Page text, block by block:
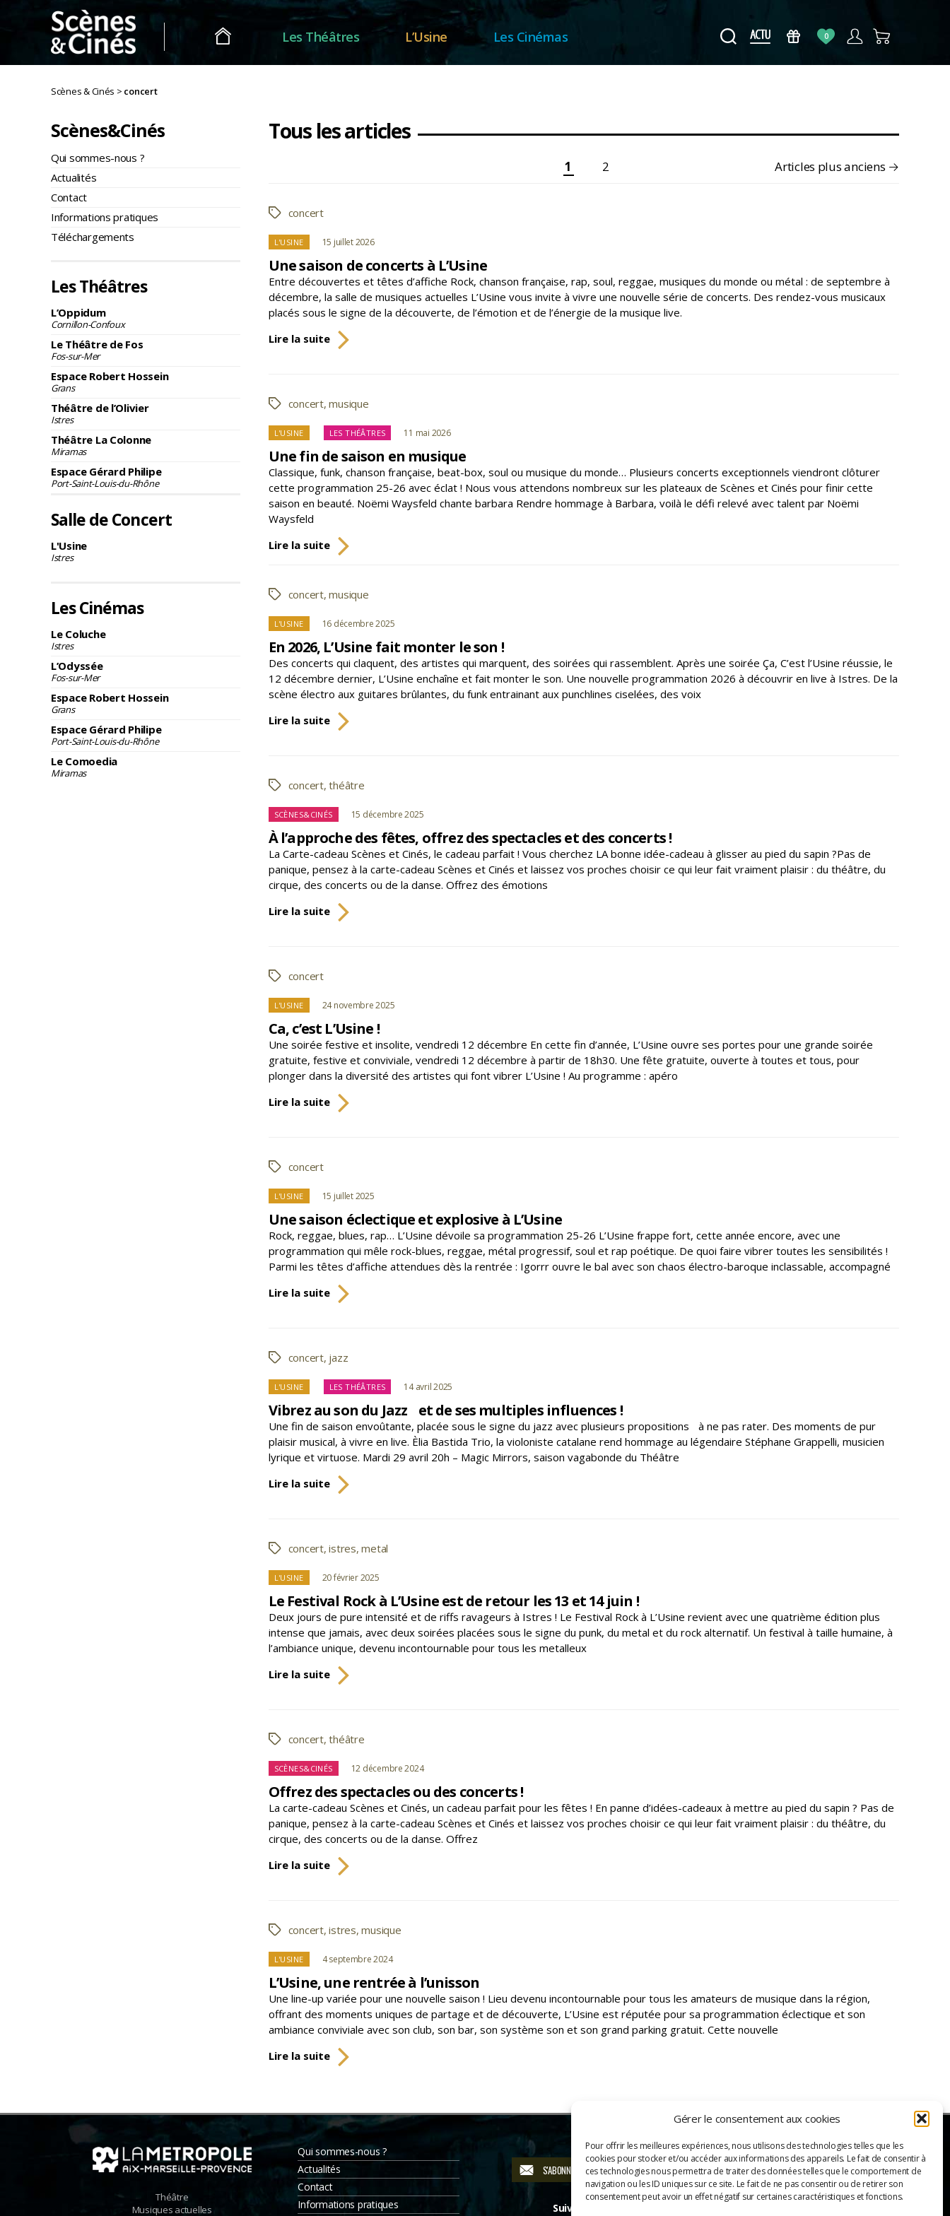
Gérer le consentement aux cookies
Pour offrir les meilleures expériences, nous utilisons des technologies telles que les
cookies pour stocker et/ou accéder aux informations des appareils. Le fait de consentir à
ces technologies nous permettra de traiter des données telles que le comportement de
navigation ou les ID uniques sur ce site. Le fait de ne pas consentir ou de retirer son
consentement peut avoir un effet négatif sur certaines caractéristiques et fonctions.
Scènes
Cinés
Les Théâtres L’Usine Les Cinémas 0
Scènes & Cinés > concert
Scènes&Cinés
Qui sommes-nous ?
Actualités
Contact
Informations pratiques
Téléchargements
Les Théâtres
L’Oppidum
Cornillon-Confoux
Le Théâtre de Fos
Fos-sur-Mer
Espace Robert Hossein
Grans
Théâtre de l’Olivier
Istres
Théâtre La Colonne
Miramas
Espace Gérard Philipe
Port-Saint-Louis-du-Rhône
Salle de Concert
L'Usine
Istres
Les Cinémas
Le Coluche
Istres
L’Odyssée
Fos-sur-Mer
Espace Robert Hossein
Grans
Espace Gérard Philipe
Port-Saint-Louis-du-Rhône
Le Comoedia
Miramas
Tous les articles
Catégories
L'USINE
Une saison de concerts à L’Usine
15 juillet 2026
Entre découvertes et têtes d’affiche Rock, chanson française, rap, soul, reggae, musiques du monde ou métal : de septembre à
décembre, la salle de musiques actuelles L’Usine vous invite à vivre une nouvelle série de concerts. Des rendez-vous musicaux
placés sous le signe de la découverte, de l’émotion et de l’énergie de la musique live.
Lire la suiteUne
saison
à
L’Usine
Étiquettes
concert
Catégories
L'USINE LES THÉÂTRES
Une fin de saison en musique
11 mai 2026
Classique, funk, chanson française, beat-box, soul ou musique du monde… Plusieurs concerts exceptionnels viendront clôturer
cette programmation 25-26 avec éclat ! Nous vous attendons nombreux sur les plateaux de Scènes et Cinés pour finir cette
saison en beauté. Noëmi Waysfeld chante barbara Rendre hommage à Barbara, voilà le défi relevé avec talent par Noëmi
Waysfeld
Lire la suiteUne
fin
saison
musique
Étiquettes
concert,musique
Catégories
L'USINE
En 2026, L’Usine fait monter le son !
16 décembre 2025
Des concerts qui claquent, des artistes qui marquent, des soirées qui rassemblent. Après une soirée Ça, C’est l’Usine réussie, le
12 décembre dernier, L’Usine enchaîne et fait monter le son. Une nouvelle programmation 2026 à découvrir en live à Istres. De la
scène électro aux guitares brûlantes, du funk entrainant aux punchlines ciselées, des voix
Lire la suiteEn
2026,
monter
son
Étiquettes
concert,musique
Catégories
SCÈNES&CINÉS
À l’approche des fêtes, offrez des spectacles et des concerts !
15 décembre 2025
La Carte-cadeau Scènes et Cinés, le cadeau parfait ! Vous cherchez LA bonne idée-cadeau à glisser au pied du sapin ?Pas de
panique, pensez à la carte-cadeau Scènes et Cinés et laissez vos proches choisir ce qui leur fait vraiment plaisir : du théâtre, du
cirque, des concerts ou de la danse. Offrez des émotions
Lire la suiteÀ
l’approche
spectacles
des
concerts
!
Étiquettes
concert,théâtre
Catégories
L'USINE
Ca, c’est L’Usine !
24 novembre 2025
Une soirée festive et insolite, vendredi 12 décembre En cette fin d’année, L’Usine ouvre ses portes pour une grande soirée
gratuite, festive et conviviale, vendredi 12 décembre à partir de 18h30. Une fête gratuite, ouverte à toutes et tous, pour
plonger dans la diversité des artistes qui font vibrer L’Usine ! Au programme : apéro
Lire la suiteCa,
c’est
Étiquettes
concert
Catégories
L'USINE
Une saison éclectique et explosive à L’Usine
15 juillet 2025
Rock, reggae, blues, rap… L’Usine dévoile sa programmation 25-26 L’Usine frappe fort, cette année encore, avec une
programmation qui mêle rock-blues, reggae, métal progressif, soul et rap poétique. De quoi faire vibrer toutes les sensibilités !
Parmi les têtes d’affiche attendues dès la rentrée : Igorrr ouvre le bal avec son chaos électro-baroque inclassable, accompagné
Lire la suiteUne
saison
explosive
à
L’Usine
Étiquettes
concert
Catégories
L'USINE LES THÉÂTRES
Vibrez au son du Jazz et de ses multiples influences !
14 avril 2025
Une fin de saison envoûtante, placée sous le signe du jazz avec plusieurs propositions à ne pas rater. Des moments de pur
plaisir musical, à vivre en live. Èlia Bastida Trio, la violoniste catalane rend hommage au légendaire Stéphane Grappelli, musicien
lyrique et virtuose. Mardi 29 avril 20h – Magic Mirrors, saison vagabonde du Théâtre
Lire la suiteVibrez
au
Jazz
et
ses
multiples
influences
!
Étiquettes
concert, jazz
Catégories
L'USINE
Le Festival Rock à L’Usine est de retour les 13 et 14 juin !
20 février 2025
Deux jours de pure intensité et de riffs ravageurs à Istres ! Le Festival Rock à L’Usine revient avec une quatrième édition plus
intense que jamais, avec deux soirées placées sous le signe du punk, du metal et du rock alternatif. Un festival à taille humaine, à
l’ambiance unique, devenu incontournable pour tous les metalleux
Lire la suiteLe
Festival
L’Usine
de
les
13
et
14
juin
Étiquettes
concert,istres,metal
Catégories
SCÈNES&CINÉS
Offrez des spectacles ou des concerts !
12 décembre 2024
La carte-cadeau Scènes et Cinés, un cadeau parfait pour les fêtes ! En panne d’idées-cadeaux à mettre au pied du sapin ? Pas de
panique, pensez à la carte-cadeau Scènes et Cinés et laissez vos proches choisir ce qui leur fait vraiment plaisir : du théâtre, du
cirque, des concerts ou de la danse. Offrez
Lire la suiteOffrez
des
des
!
Étiquettes
concert,théâtre
Catégories
L'USINE
L’Usine, une rentrée à l’unisson
4 septembre 2024
Une line-up variée pour une nouvelle saison ! Lieu devenu incontournable pour tous les amateurs de musique dans la région,
offrant des moments uniques de partage et de découverte, L’Usine est réputée pour sa programmation éclectique et son
ambiance conviviale avec son club, son bar, son système son et son grand parking gratuit. Cette nouvelle
Lire la suiteL’Usine,
une
l’unisson
Étiquettes
concert,istres,musique
publications
1 2 Articles plus anciens →
Théâtre
Musiques actuelles
Qui sommes-nous ?
Actualités
Contact
Informations pratiques
S'ABONNER À LA NEWSLETTER
Suivez-nous